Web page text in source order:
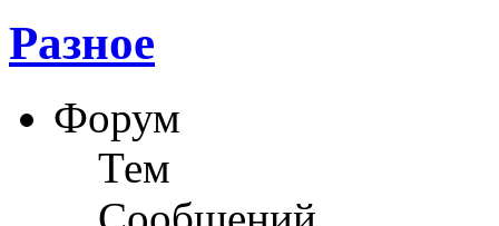
Разное
Форум
Тем